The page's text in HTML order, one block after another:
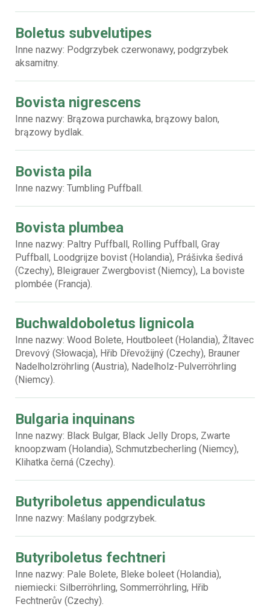
Boletus subvelutipes
Inne nazwy: Podgrzybek czerwonawy, podgrzybek
aksamitny.
Bovista nigrescens
Inne nazwy: Brązowa purchawka, brązowy balon,
brązowy bydlak.
Bovista pila
Inne nazwy: Tumbling Puffball.
Bovista plumbea
Inne nazwy: Paltry Puffball, Rolling Puffball, Gray
Puffball, Loodgrijze bovist (Holandia), Prášivka šedivá
(Czechy), Bleigrauer Zwergbovist (Niemcy), La boviste
plombée (Francja).
Buchwaldoboletus lignicola
Inne nazwy: Wood Bolete, Houtboleet (Holandia), Žltavec
Drevový (Słowacja), Hřib Dřevožijný (Czechy), Brauner
Nadelholzröhrling (Austria), Nadelholz-Pulverröhrling
(Niemcy).
Bulgaria inquinans
Inne nazwy: Black Bulgar, Black Jelly Drops, Zwarte
knoopzwam (Holandia), Schmutzbecherling (Niemcy),
Klihatka černá (Czechy).
Butyriboletus appendiculatus
Inne nazwy: Maślany podgrzybek.
Butyriboletus fechtneri
Inne nazwy: Pale Bolete, Bleke boleet (Holandia),
niemiecki: Silberröhrling, Sommerröhrling, Hřib
Fechtnerův (Czechy).